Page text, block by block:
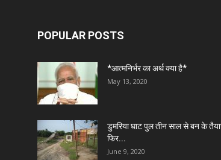
POPULAR POSTS
*आत्मनिर्भर का अर्थ क्या है*
May 13, 2020
डुमरिया घाट पुल तीन साल से बन के
फिर...
June 9, 2020